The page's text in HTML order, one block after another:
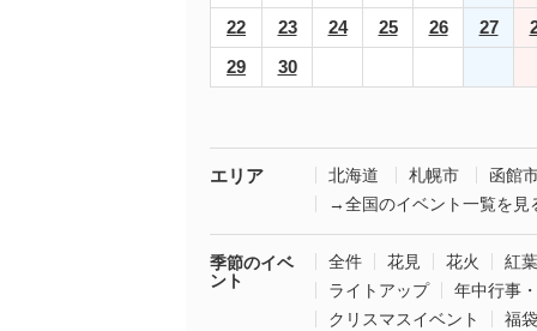
22
23 24 25 26 27
29
30
エリア 北海道 札幌市
函館
→全国のイベント一覧を見
季節のイベ
ント
全件 花見 花火
紅葉
ライトアップ
年中行事
クリスマスイベント
福